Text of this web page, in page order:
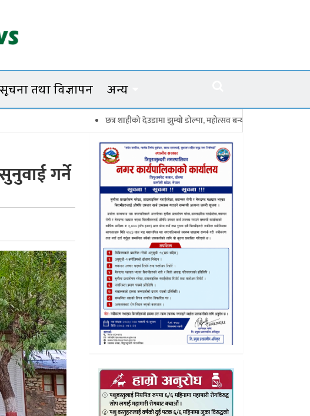
सूचना तथा विज्ञापन अन्य
छत्र शाहीको देउडामा झुम्यो डोल्पा, महोत्सव बन्यो कर्णालीको सांगीतिक उत्सव
गर्ने